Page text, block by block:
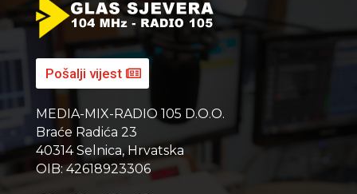
Pošalji vijest
MEDIA-MIX-RADIO 105 D.O.O.
Braće Radića 23
40314 Selnica, Hrvatska
OIB: 42618923306